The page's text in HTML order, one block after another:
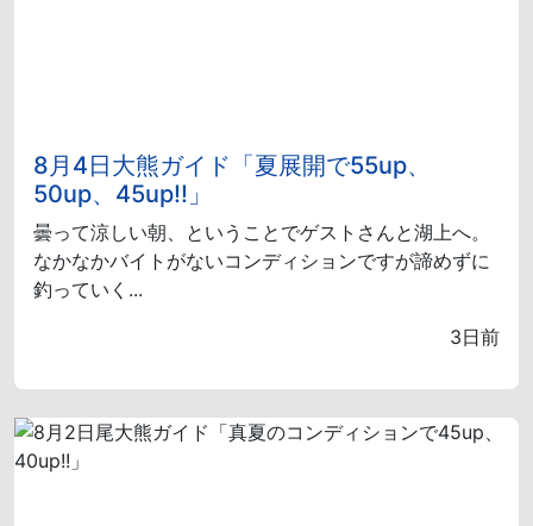
8月4日大熊ガイド「夏展開で55up、
50up、45up!!」
曇って涼しい朝、ということでゲストさんと湖上へ。
なかなかバイトがないコンディションですが諦めずに
釣っていく...
3日前